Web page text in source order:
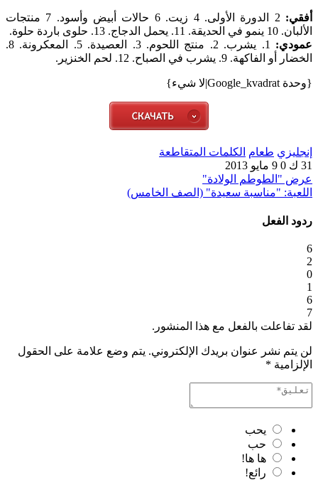
أفقي:
2 الدورة الأولى. 4 زيت. 6 حالات أبيض وأسود. 7 منتجات
الألبان. 10 ينمو في الحديقة. 11. يحمل الدجاج. 13. حلوى باردة حلوة.
عمودي:
1. يشرب. 2. منتج اللحوم. 3. العصيدة. 5. المعكرونة. 8.
الخضار أو الفاكهة. 9. يشرب في الصباح. 12. لحم الخنزير.
{وحدة Google_kvadrat|لا شيء}
إنجليزي طعام الكلمات المتقاطعة
31 ك
0 9 مايو 2013
عرض "الطوطم الولادة"
اللعبة: "مناسبة سعيدة" (الصف الخامس)
ردود الفعل
6
2
0
1
6
7
لقد تفاعلت بالفعل مع هذا المنشور.
لن يتم نشر عنوان بريدك الإلكتروني. يتم وضع علامة على الحقول
الإلزامية *
يحب
حب
ها ها!
رائع!